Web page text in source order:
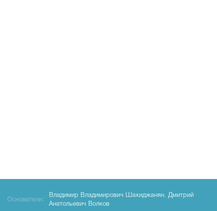
Основатели:
Владимир Владимирович Шахиджанян, Дмитрий
Анатольевич Волков